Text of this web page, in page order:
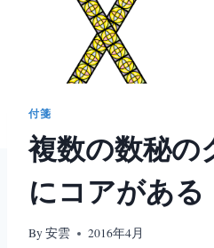
付箋
複数の数秘の
にコアがある
By安雲 2016年4月